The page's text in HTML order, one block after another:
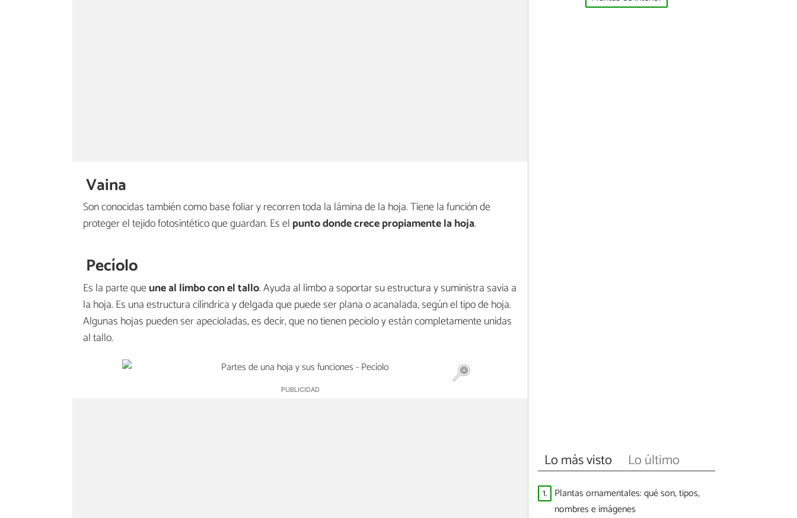
Vaina
Son conocidas también como base foliar y recorren toda la lámina de la hoja. Tiene la función de
proteger el tejido fotosintético que guardan. Es el punto donde crece propiamente la hoja.
Pecíolo
Es la parte queune al limbo con el tallo. Ayuda al limbo a soportar su estructura y suministra savia a
la hoja. Es una estructura cilíndrica y delgada que puede ser plana o acanalada, según el tipo de hoja.
Algunas hojas pueden ser apecioladas, es decir, que no tienen peciolo y están completamente unidas
al tallo.
Lo más visto Lo último
1. Plantas ornamentales: qué son, tipos,
nombres e imágenes